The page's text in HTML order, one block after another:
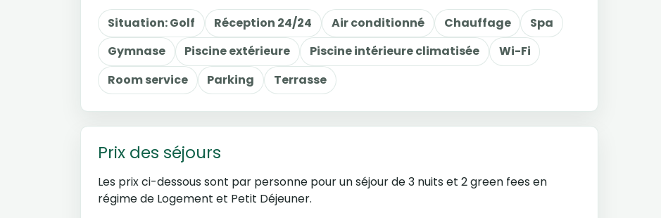
Situation: Golf Réception 24/24 Air conditionné Chauffage
Spa
Gymnase
Piscine extérieure Piscine intérieure climatisée
Wi-Fi
Room service
Parking Terrasse
Prix des séjours
Les prix ci-dessous sont par personne pour un séjour de 3 nuits et 2 green fees en
régime de Logement et Petit Déjeuner.